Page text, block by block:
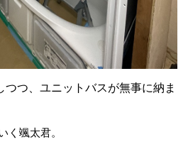
つ、ユニットバスが無事に納ま
く颯太君。